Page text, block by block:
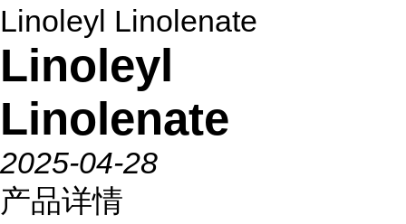
Linoleyl Linolenate
Linoleyl
Linolenate
2025-04-28
产品详情